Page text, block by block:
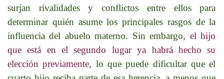
surjan rivalidades y conflictos entre ellos para
determinar quién asume los principales rasgos de la
influencia del abuelo materno. Sin embargo, el hijo
que está en el segundo lugar ya habrá hecho su
elección previamente, lo que puede dificultar que el